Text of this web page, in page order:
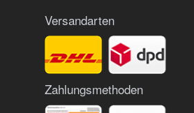
Versandarten
Zahlungsmethoden